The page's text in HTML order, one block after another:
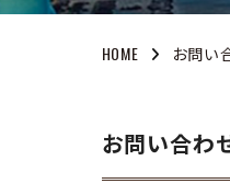
HOME お問い
お問い合わ